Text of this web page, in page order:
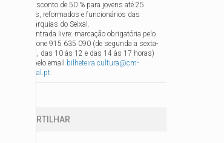
* Desconto de 50 % para jovens até 25
anos, reformados e funcionários das
autarquias do Seixal.
** Entrada livre: marcação obrigatória pelo
telefone 915 635 090 (de segunda a sexta-
feira, das 10 às 12 e das 14 às 17 horas)
ou pelo email bilheteira.cultura@cm-
seixal.pt.
PARTILHAR